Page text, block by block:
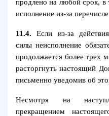
продлено на любой срок, в
исполнение из-за
11.4.Если из-за
силы неисполнение
продолжается более трех
расторгнуть настоящий
письменно уведомив об
Несмотря на
прекращением